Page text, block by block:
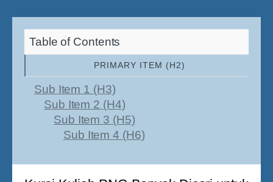
Table of Contents
PRIMARY ITEM (H2)
Sub Item 1 (H3)
Sub Item 2 (H4)
Sub Item 3 (H5)
Sub Item 4 (H6)